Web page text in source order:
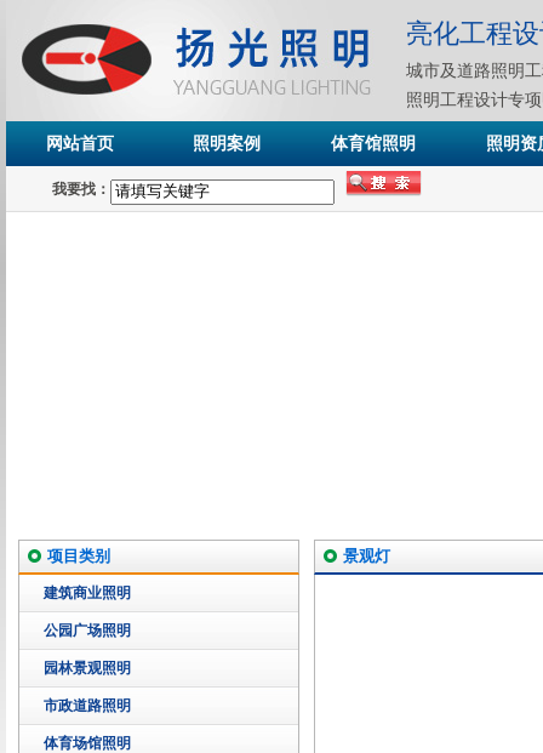
亮化工程
城市及道路照明
照明工程设计专
网站首页 照明案例 体育馆照明 照明资
我要找：
项目类别
建筑商业照明
公园广场照明
园林景观照明
市政道路照明
体育场馆照明
景观灯